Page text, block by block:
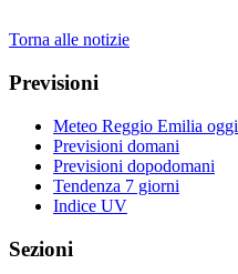
Torna alle notizie
Previsioni
Meteo Reggio Emilia oggi
Previsioni domani
Previsioni dopodomani
Tendenza 7 giorni
Indice UV
Sezioni